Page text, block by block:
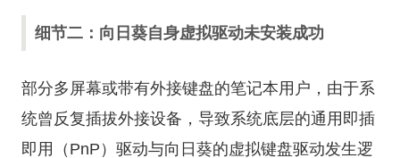
细节二：向日葵自身虚拟驱动未安装成功
部分多屏幕或带有外接键盘的笔记本用户，由于系
统曾反复插拔外接设备，导致系统底层的通用即插
即用（PnP）驱动与向日葵的虚拟键盘驱动发生逻